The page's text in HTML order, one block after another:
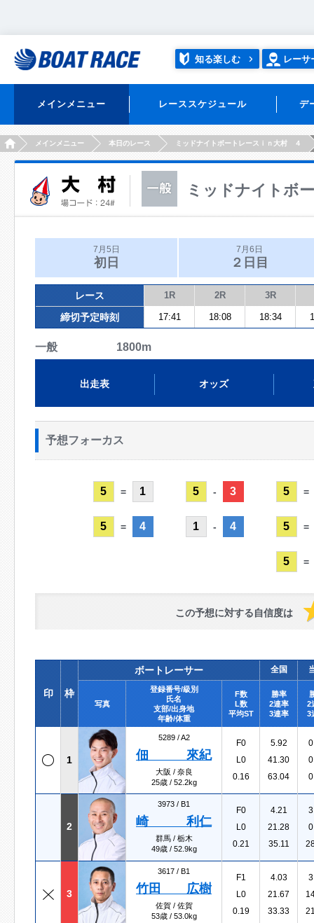
知る楽しむ レーサ
メインメニュー レーススケジュール デ
HOMEメインメニュー 本日のレース ミッドナイトボートレースｉｎ大村 ４
ミッドナイトボ
7月5日
初日
7月6日
２日目
レース 1R 2R 3R
締切予定時刻 17:41 18:08 18:34
一般 1800m
出走表 オッズ
予想フォーカス
5 = 1
5 = 4
5 - 3
1 - 4
5 =
5 =
5 =
この予想に対する自信度は
印 枠
ボートレーサー 全国
写真
登録番号/級別
氏名
支部/出身地
年齢/体重
F数
L数
平均ST
勝率
2連率
3連率
2
3
1
5289 /A2
佃 來紀
大阪 / 奈良
25歳 / 52.2kg
F0
L0
0.16
5.92
41.30
63.04
2
3973 / B1
崎 利仁
群馬 / 栃木
49歳 / 52.9kg
F0
L0
0.21
4.21
21.28
35.11
3
3617 / B1
竹田 広樹
佐賀 / 佐賀
53歳 / 53.0kg
F1
L0
0.19
4.03
21.67
33.33